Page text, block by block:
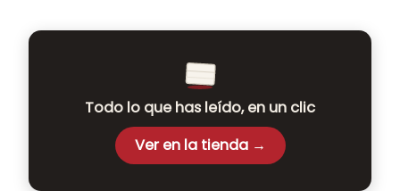
Todo lo que has leído, en un clic
Ver en la tienda →